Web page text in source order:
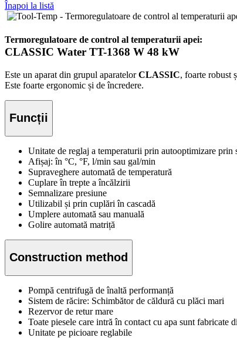
Înapoi la listă
Termoregulatoare de control al temperaturii apei:
CLASSIC Water TT-1368 W 48 kW
Este un aparat din grupul aparatelorCLASSIC, foarte robust
Este foarte ergonomic și de încredere.
Funcții
Unitate de reglaj a temperaturii prin autooptimizare
Afișaj: în °C, °F, l/min sau gal/min
Supraveghere automată de temperatură
Cuplare în trepte a încălzirii
Semnalizare presiune
Utilizabil și prin cuplări în cascadă
Umplere automată sau manuală
Golire automată matriță
Construction method
Pompă centrifugă de înaltă performanță
Sistem de răcire: Schimbător de căldură cu plăci mari
Rezervor de retur mare
Toate piesele care intră în contact cu apa sunt fabricate
Unitate pe picioare reglabile